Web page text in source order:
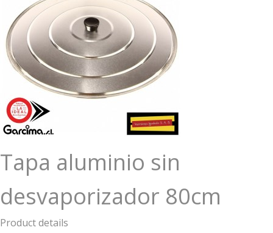
Tapa aluminio sin
desvaporizador 80cm
Product details